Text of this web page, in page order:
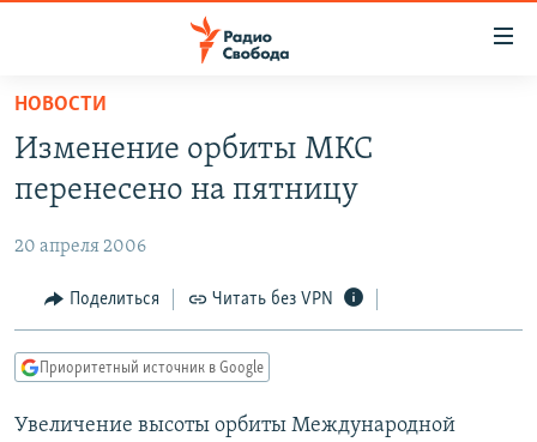
упрощенного
доступа
основному
Вернутся
главной
навигации
Вернутся
АВТОРСКИЕ ПРОЕКТЫ
ЦИТАТЫ СВОБОДЫ
МНЕНИЯ
IDEL.РЕАЛИИ
КАВКАЗ.РЕАЛИИ
НОВОСТИ
Изменение орбиты МКС
перенесено на пятницу
20 апреля 2006
Поделиться Читать без VPN
Приоритетный источник в Google
Увеличение высоты орбиты Международной